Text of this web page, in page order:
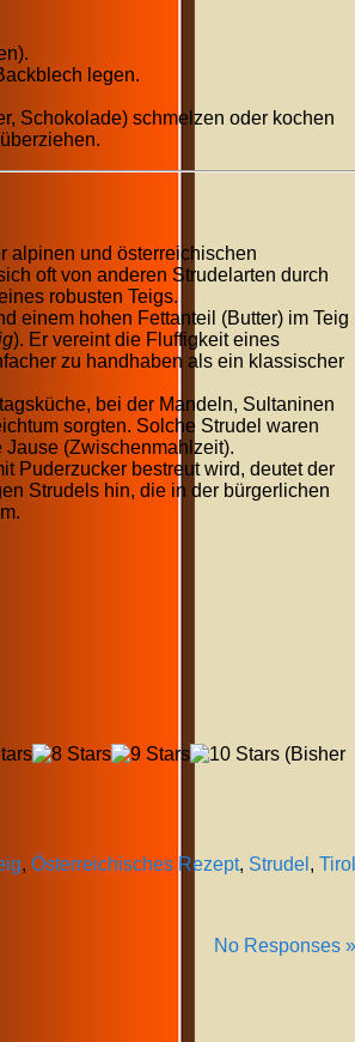
legen.
Schokolade) schmelzen oder kochen
alpinen und österreichischen
oft von anderen Strudelarten durch
robusten Teigs.
einem hohen Fettanteil (Butter) im Teig
). Er vereint die Fluffigkeit eines
zu handhaben als ein klassischer
bei der Mandeln, Sultaninen
sorgten. Solche Strudel waren
(Zwischenmahlzeit).
Puderzucker bestreut wird, deutet der
Strudels hin, die in der bürgerlichen
(Bisher
, Österreichisches Rezept, Strudel , Tirol
No Responses »